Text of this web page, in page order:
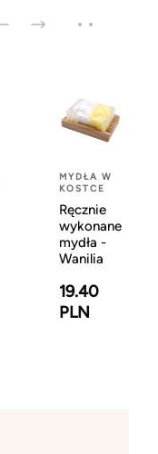
MYDŁA W
KOSTCE
Ręcznie
wykonane
mydła -
Wanilia
19.40
PLN